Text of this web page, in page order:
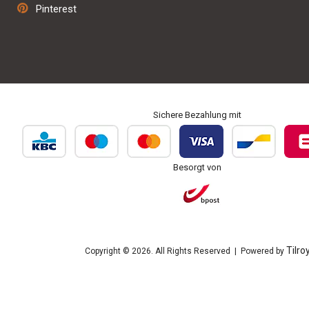
Personalisierung und Bestickung
Pinterest
Sichere Bezahlung mit
Besorgt von
Copyright © 2026. All Rights Reserved | Powered by